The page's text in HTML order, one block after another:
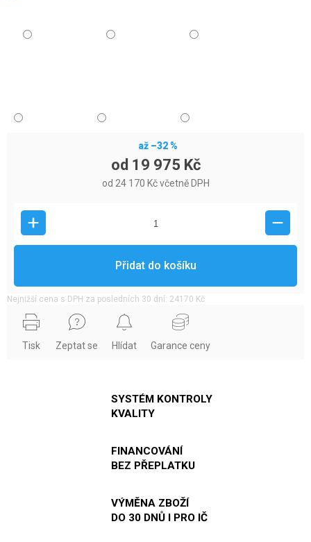
až –32 %
od 19 975 Kč
od 24 170 Kčvčetně DPH
Přidat do košíku
Nejnižší cena s DPH za posledních 30 dní: 24170 Kč
Tisk Zeptat se Hlídat Garance ceny
SYSTÉM KONTROLY
KVALITY
FINANCOVÁNÍ
BEZ PŘEPLATKU
VÝMĚNA ZBOŽÍ
DO 30 DNŮ I PRO IČ